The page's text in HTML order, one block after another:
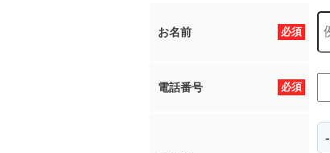
必須
お名前
必須
電話番号